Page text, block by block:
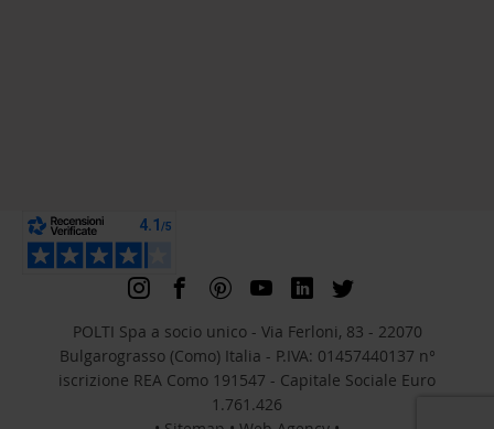
POLTI Spa a socio unico - Via Ferloni, 83 - 22070
Bulgarograsso (Como) Italia - P.IVA: 01457440137 n°
iscrizione REA Como 191547 - Capitale Sociale Euro
1.761.426